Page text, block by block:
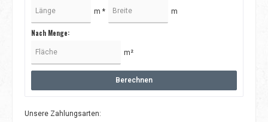
m * m
Nach Menge:
m²
Berechnen
Unsere Zahlungsarten: